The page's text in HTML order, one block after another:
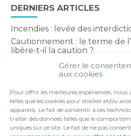
Gérer le
aux cookies
Pour offrir les meilleures expériences, nous
telles que les cookies pour stocker et/ou
appareils. Le fait de consentir à ces
traiter des données telles que le
uniques sur ce site. Le fait de ne pas
DERNIERS ARTICLES
Incendies : levée des
Cautionnement : le terme de
libère-t-il la caution ?
Transport fluvial de
financière bienvenue
comptent-elles ?